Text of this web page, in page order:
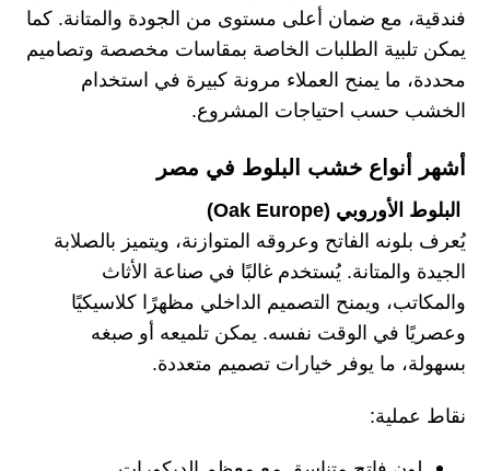
فندقية، مع ضمان أعلى مستوى من الجودة والمتانة. كما
يمكن تلبية الطلبات الخاصة بمقاسات مخصصة وتصاميم
محددة، ما يمنح العملاء مرونة كبيرة في استخدام
الخشب حسب احتياجات المشروع.
أشهر أنواع خشب البلوط في مصر
البلوط الأوروبي (Oak Europe)
يُعرف بلونه الفاتح وعروقه المتوازنة، ويتميز بالصلابة
الجيدة والمتانة. يُستخدم غالبًا في صناعة الأثاث
والمكاتب، ويمنح التصميم الداخلي مظهرًا كلاسيكيًا
وعصريًا في الوقت نفسه. يمكن تلميعه أو صبغه
بسهولة، ما يوفر خيارات تصميم متعددة.
نقاط عملية: